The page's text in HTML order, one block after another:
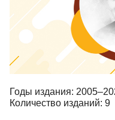
Годы издания:
Количество изданий: 9